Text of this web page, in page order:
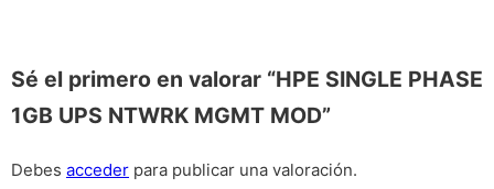
Sé el primero en valorar “HPE SINGLE PHASE
1GB UPS NTWRK MGMT MOD”
Debes acceder para publicar una valoración.